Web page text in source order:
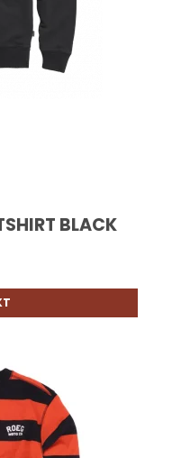
BLACK